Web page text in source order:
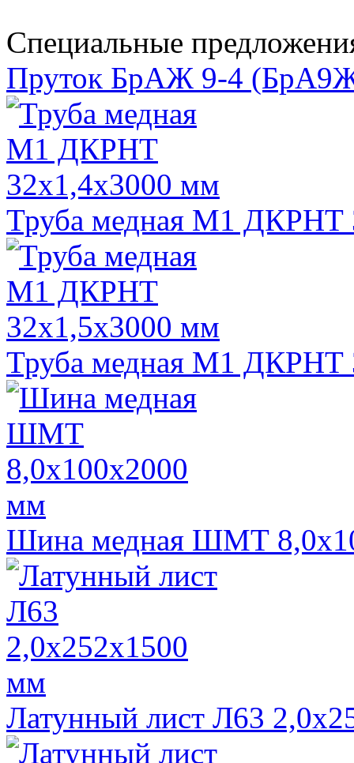
Специальные
Пруток БрАЖ 9-4
Труба медная М1 ДКРНТ
Труба медная М1 ДКРНТ
Шина медная ШМТ
Латунный лист Л63